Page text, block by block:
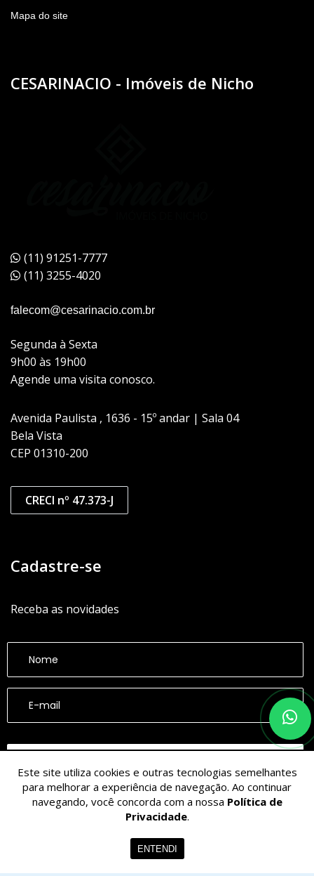
Mapa do site
CESARINACIO - Imóveis de Nicho
(11) 91251-7777
(11) 3255-4020
falecom@cesarinacio.com.br
Segunda à Sexta
9h00 às 19h00
Agende uma visita conosco.
Avenida Paulista , 1636 - 15º andar | Sala 04
Bela Vista
CEP 01310-200
CRECI nº 47.373-J
Cadastre-se
Receba as novidades
Este site utiliza cookies e outras tecnologias semelhantes
para melhorar a experiência de navegação. Ao continuar
navegando, você concorda com a nossa Política de
Privacidade.
ENTENDI